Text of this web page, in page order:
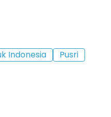
Indonesia
Pusri